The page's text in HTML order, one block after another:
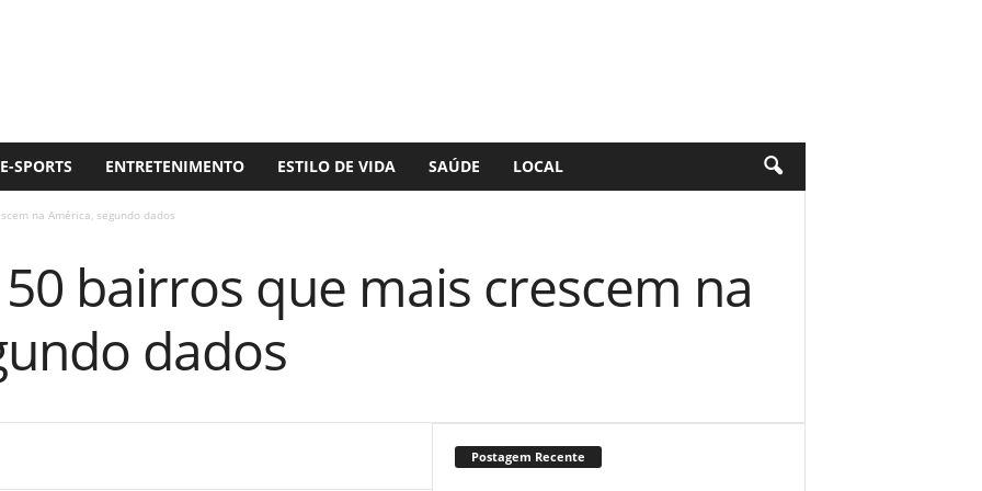
E-SPORTS ENTRETENIMENTO ESTILO DE VIDA SAÚDE LOCAL
na América, segundo dados
50 bairros que mais crescem na
dados
Postagem Recente